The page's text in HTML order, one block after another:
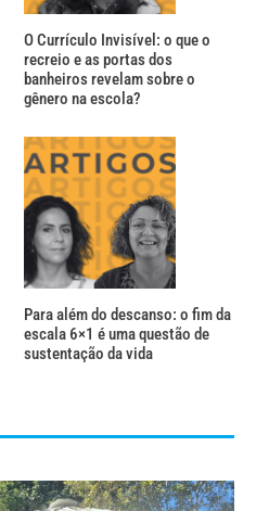
O Currículo Invisível: o que o
recreio e as portas dos
banheiros revelam sobre o
gênero na escola?
Para além do descanso: o fim da
escala 6×1 é uma questão de
sustentação da vida